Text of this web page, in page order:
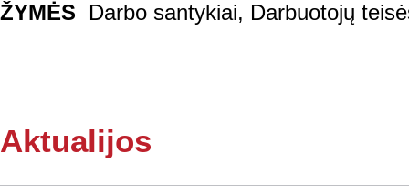
ŽYMĖS Darbo santykiai, Darbuotojų
Aktualijos